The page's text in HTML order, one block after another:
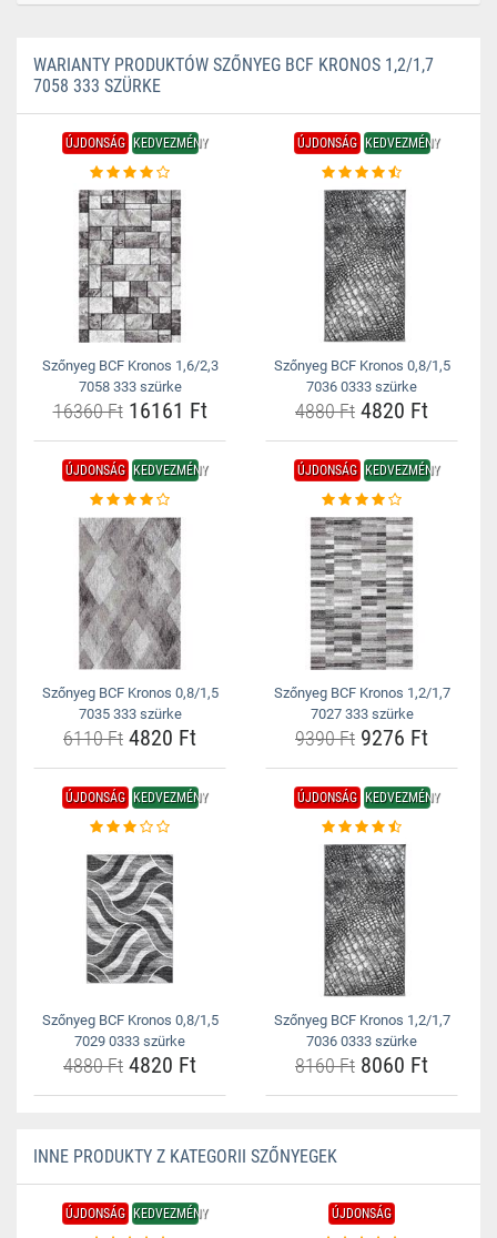
WARIANTY PRODUKTÓW SZŐNYEG BCF KRONOS 1,2/1,7
7058 333 SZÜRKE
ÚJDONSÁG KEDVEZMÉNY
Szőnyeg BCF Kronos 1,6/2,3
7058 333 szürke
16360 Ft16161 Ft
ÚJDONSÁG KEDVEZMÉNY
Szőnyeg BCF Kronos 0,8/1,5
7036 0333 szürke
4880 Ft 4820 Ft
ÚJDONSÁG KEDVEZMÉNY
Szőnyeg BCF Kronos 0,8/1,5
7035 333 szürke
6110 Ft 4820 Ft
ÚJDONSÁG KEDVEZMÉNY
Szőnyeg BCF Kronos 1,2/1,7
7027 333 szürke
9390 Ft 9276 Ft
ÚJDONSÁG KEDVEZMÉNY
Szőnyeg BCF Kronos 0,8/1,5
7029 0333 szürke
4880 Ft 4820 Ft
ÚJDONSÁG KEDVEZMÉNY
Szőnyeg BCF Kronos 1,2/1,7
7036 0333 szürke
8160 Ft 8060 Ft
INNE PRODUKTY Z KATEGORII SZŐNYEGEK
ÚJDONSÁG KEDVEZMÉNY ÚJDONSÁG